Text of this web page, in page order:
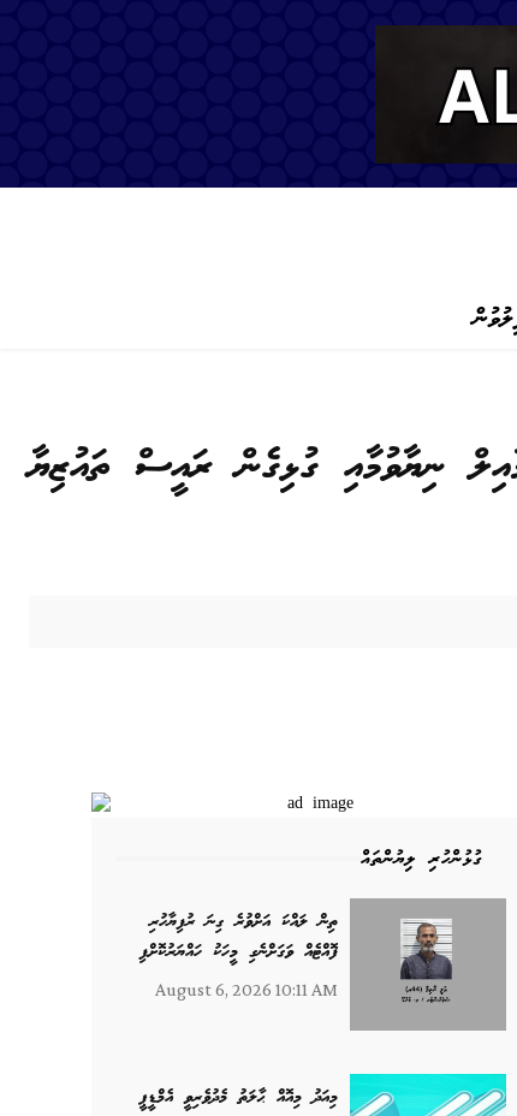
ނިޔާވުމާއި ގުޅިގެން ރައީސް ތައުޒިޔާ
ގުޅުންހުރި ލިޔުންތައް
ތިން ލައްކަ އަށްވުރެ ގިނަ ރުފިޔާހުރި
ފޮއްޓެއް ވަގަށްނެގި މީހަކު ހައްޔަރުކޮށްފި
August 6, 2026 10:11 AM
މިއަދު މިއޮއް ޙާލަތު މެދުވެރިވީ އެމްޑީޕީ